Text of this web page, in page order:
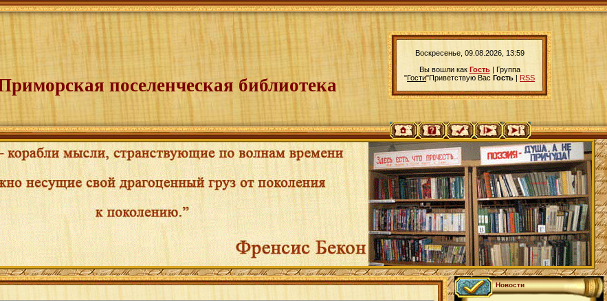
Воскресенье, 09.08.2026, 13:59
Вы вошли как Гость| Группа
"Гости"Приветствую Вас Гость | RSS
поселенческая библиотека
Новости